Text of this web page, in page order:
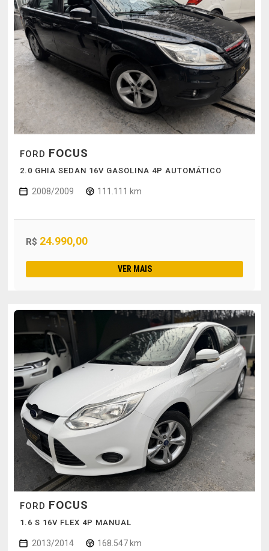
FORD FOCUS
2.0 GHIA SEDAN 16V GASOLINA 4P AUTOMÁTICO
2008/2009 111.111 km
R$ 24.990,00
VER MAIS
FORD FOCUS
1.6 S 16V FLEX 4P MANUAL
2013/2014 168.547 km